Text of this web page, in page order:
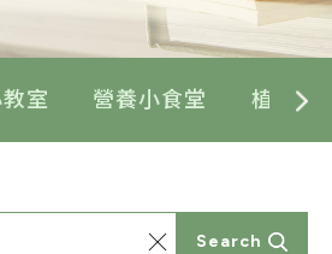
室 營養小食堂 植生活
Search